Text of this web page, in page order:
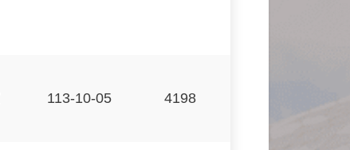
113-10-05 4198